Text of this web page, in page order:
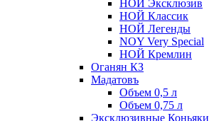
НОЙ Эксклюзив
НОЙ Классик
НОЙ Легенды
NOY Very Speсial
НОЙ Кремлин
Оганян КЗ
Мадатовъ
Объем 0,5 л
Объем 0,75 л
Эксклюзивные Коньяки